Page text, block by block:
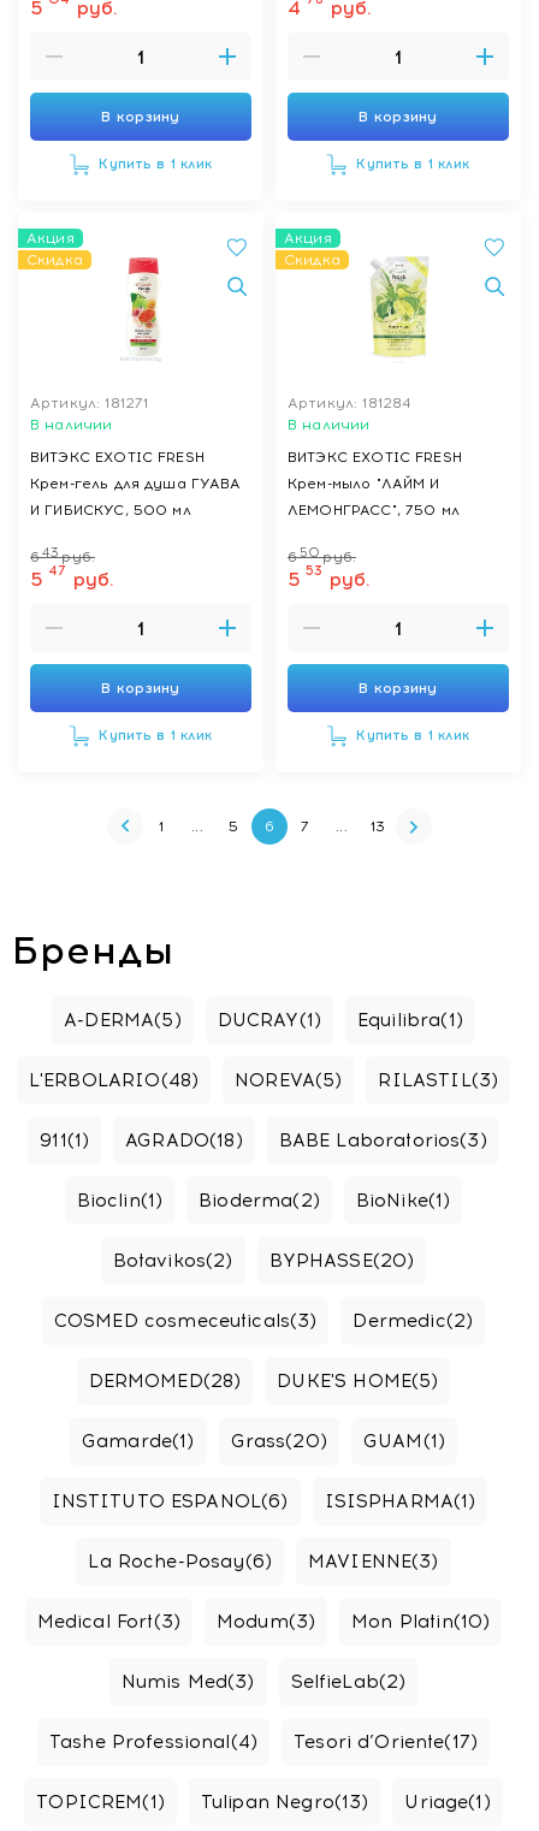
5 руб.
В корзину
Купить в 1 клик
4 руб.
В корзину
Купить в 1 клик
Акция
Скидка
Артикул: 181271
В наличии
ВИТЭКС EXOTIC FRESH
Крем-гель для душа ГУАВА
И ГИБИСКУС, 500 мл
643 руб.
5 47 руб.
В корзину
Купить в 1 клик
Акция
Скидка
Артикул: 181284
В наличии
ВИТЭКС EXOTIC FRESH
Крем-мыло "ЛАЙМ И
ЛЕМОНГРАСС", 750 мл
650 руб.
5 53 руб.
В корзину
Купить в 1 клик
1 ... 5 6 7 ... 13
Бренды
A-DERMA(5) DUCRAY(1) Equilibra(1)
L'ERBOLARIO(48) NOREVA(5) RILASTIL(3)
911(1) AGRADO(18) BABE Laboratorios(3)
Bioclin(1) Bioderma(2) BioNike(1)
Botavikos(2) BYPHASSE(20)
COSMED cosmeceuticals(3) Dermedic(2)
DERMOMED(28) DUKE'S HOME(5)
Gamarde(1) Grass(20) GUAM(1)
INSTITUTO ESPANOL(6) ISISPHARMA(1)
La Roche-Posay(6) MAVIENNE(3)
Medical Fort(3) Modum(3) Mon Platin(10)
Numis Med(3) SelfieLab(2)
Tashe Professional(4) Tesori d’Oriente(17)
TOPICREM(1) Tulipan Negro(13) Uriage(1)